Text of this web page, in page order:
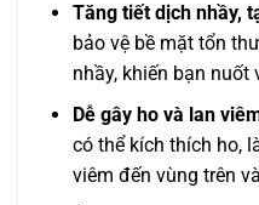
Tăng tiết dịch nhầy,
bảo vệ bề mặt tổn
nhầy, khiến bạn nuốt
Dễ gây ho và lan
có thể kích thích ho,
viêm đến vùng trên